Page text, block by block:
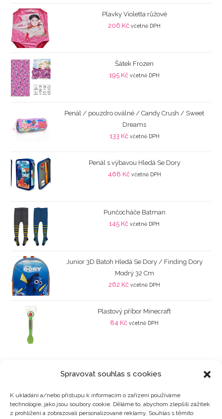
Spravovat souhlas s cookies
K ukládání a/nebo přístupu k informacím o zařízení používáme
technologie, jako jsou soubory cookie. Děláme to, abychom zlepšili zážitek
z prohlížení a zobrazovali personalizované reklamy. Souhlas s těmito
Plavky Violetta růžové
206 Kč včetně DPH
Šátek Frozen
195 Kč včetně DPH
Penál / pouzdro oválné / Candy Crush / Sweet
Dreams
133 Kč včetně DPH
Penál s výbavou Hledá Se Dory
468 Kč včetně DPH
Punčocháče Batman
145 Kč včetně DPH
Junior 3D Batoh Hledá Se Dory / Finding Dory
Modrý 32 Cm
262 Kč včetně DPH
Plastový příbor Minecraft
84 Kč včetně DPH
Kategorie produktů